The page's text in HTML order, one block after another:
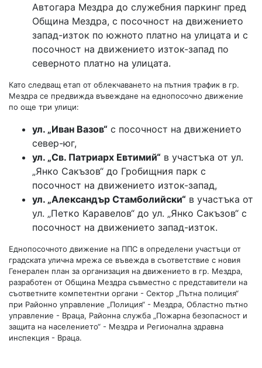
Автогара Мездра до служебния паркинг пред
Община Мездра, с посочност на движението
запад-изток по южното платно на улицата и с
посочност на движението изток-запад по
северното платно на улицата.
Като следващ етап от облекчаването на пътния трафик в гр.
Мездра се предвижда въвеждане на еднопосочно движение
по още три улици:
ул. „Иван Вазов“ с посочност на движението
север-юг,
ул. „Св. Патриарх Евтимий“ в участъка от ул.
„Янко Сакъзов“ до Гробищния парк с
посочност на движението изток-запад,
ул. „Александър Стамболийски“ в участъка от
ул. „Петко Каравелов“ до ул. „Янко Сакъзов“ с
посочност на движението запад-изток.
Еднопосочното движение на ППС в определени участъци от
градската улична мрежа се въвежда в съответствие с новия
Генерален план за организация на движението в гр. Мездра,
разработен от Община Мездра съвместно с представители на
съответните компетентни органи - Сектор „Пътна полиция“
при Районно управление „Полиция“ - Мездра, Областно пътно
управление - Враца, Районна служба „Пожарна безопасност и
защита на населението“ - Мездра и Регионална здравна
инспекция - Враца.